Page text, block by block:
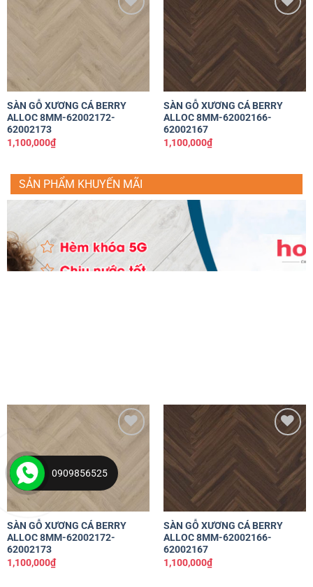
SÀN GỖ XƯƠNG CÁ BERRY
ALLOC 8MM-62002172-
62002173
1,100,000₫
Yêu
thích
SÀN GỖ XƯƠNG CÁ BERRY
ALLOC 8MM-62002166-
62002167
1,100,000₫
SẢN PHẨM KHUYẾN MÃI
SÀN GỖ XƯƠNG CÁ BERRY
ALLOC 8MM-62002172-
62002173
1,100,000₫
Yêu
thích
SÀN GỖ XƯƠNG CÁ BERRY
ALLOC 8MM-62002166-
62002167
1,100,000₫
0909856525